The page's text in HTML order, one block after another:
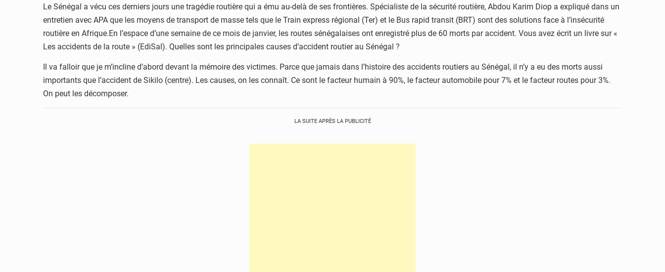
Le Sénégal a vécu ces derniers jours une tragédie routière qui a ému au-delà de ses frontières. Spécialiste de la sécurité routière, Abdou Karim Diop a expliqué dans un
entretien avec APA que les moyens de transport de masse tels que le Train express régional (Ter) et le Bus rapid transit (BRT) sont des solutions face à l’insécurité
routière en Afrique.En l’espace d’une semaine de ce mois de janvier, les routes sénégalaises ont enregistré plus de 60 morts par accident. Vous avez écrit un livre sur «
Les accidents de la route » (EdiSal). Quelles sont les principales causes d’accident routier au Sénégal ?
Il va falloir que je m’incline d’abord devant la mémoire des victimes. Parce que jamais dans l’histoire des accidents routiers au Sénégal, il n’y a eu des morts aussi
importants que l’accident de Sikilo (centre). Les causes, on les connaît. Ce sont le facteur humain à 90%, le facteur automobile pour 7% et le facteur routes pour 3%.
On peut les décomposer.
LA SUITE APRÈS LA PUBLICITÉ